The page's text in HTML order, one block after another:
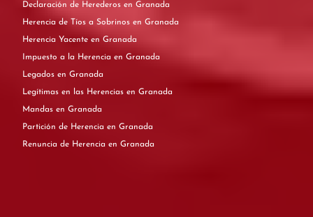
Declaración de Herederos en Granada
Herencia de Tíos a Sobrinos en Granada
Herencia Yacente en Granada
Impuesto a la Herencia en Granada
Legados en Granada
Legítimas en las Herencias en Granada
Mandas en Granada
Partición de Herencia en Granada
Renuncia de Herencia en Granada